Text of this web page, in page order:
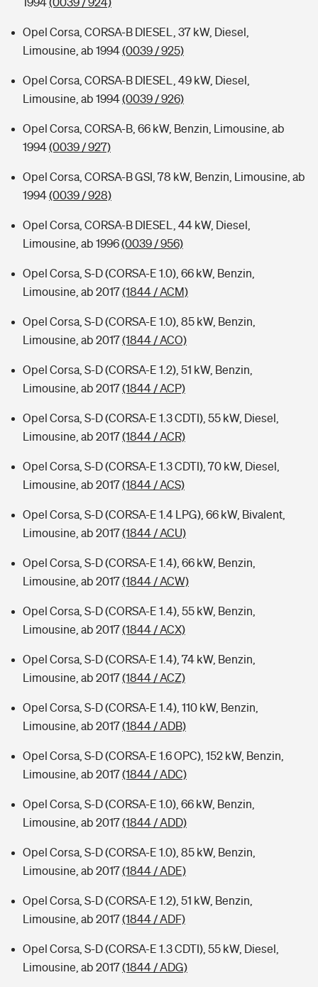
Opel Corsa, CORSA-B DIESEL, 37 kW, Diesel,
Limousine, ab 1994(0039 / 925)
Opel Corsa, CORSA-B DIESEL, 49 kW, Diesel,
Limousine, ab 1994(0039 / 926)
Opel Corsa, CORSA-B, 66 kW, Benzin, Limousine, ab
1994(0039 / 927)
Opel Corsa, CORSA-B GSI, 78 kW, Benzin, Limousine, ab
1994(0039 / 928)
Opel Corsa, CORSA-B DIESEL, 44 kW, Diesel,
Limousine, ab 1996(0039 / 956)
Opel Corsa, S-D (CORSA-E 1.0), 66 kW, Benzin,
Limousine, ab 2017(1844 / ACM)
Opel Corsa, S-D (CORSA-E 1.0), 85 kW, Benzin,
Limousine, ab 2017(1844 / ACO)
Opel Corsa, S-D (CORSA-E 1.2), 51 kW, Benzin,
Limousine, ab 2017(1844 / ACP)
Opel Corsa, S-D (CORSA-E 1.3 CDTI), 55 kW, Diesel,
Limousine, ab 2017(1844 / ACR)
Opel Corsa, S-D (CORSA-E 1.3 CDTI), 70 kW, Diesel,
Limousine, ab 2017(1844 / ACS)
Opel Corsa, S-D (CORSA-E 1.4 LPG), 66 kW, Bivalent,
Limousine, ab 2017(1844 / ACU)
Opel Corsa, S-D (CORSA-E 1.4), 66 kW, Benzin,
Limousine, ab 2017(1844 / ACW)
Opel Corsa, S-D (CORSA-E 1.4), 55 kW, Benzin,
Limousine, ab 2017(1844 / ACX)
Opel Corsa, S-D (CORSA-E 1.4), 74 kW, Benzin,
Limousine, ab 2017(1844 / ACZ)
Opel Corsa, S-D (CORSA-E 1.4), 110 kW, Benzin,
Limousine, ab 2017(1844 / ADB)
Opel Corsa, S-D (CORSA-E 1.6 OPC), 152 kW, Benzin,
Limousine, ab 2017(1844 / ADC)
Opel Corsa, S-D (CORSA-E 1.0), 66 kW, Benzin,
Limousine, ab 2017(1844 / ADD)
Opel Corsa, S-D (CORSA-E 1.0), 85 kW, Benzin,
Limousine, ab 2017(1844 / ADE)
Opel Corsa, S-D (CORSA-E 1.2), 51 kW, Benzin,
Limousine, ab 2017(1844 / ADF)
Opel Corsa, S-D (CORSA-E 1.3 CDTI), 55 kW, Diesel,
Limousine, ab 2017(1844 / ADG)